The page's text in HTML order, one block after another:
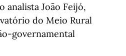
analista João Feijó,
do Meio Rural
governamental